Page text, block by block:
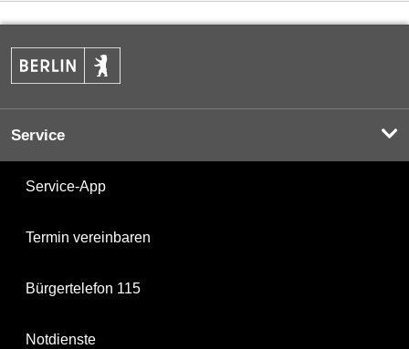
Service
Service-App
Termin vereinbaren
Bürgertelefon 115
Notdienste